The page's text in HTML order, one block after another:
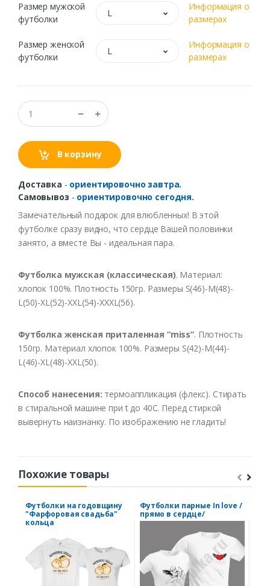
Размер мужской
футболки
L
Информация о
размерах
Размер женской
футболки
L
Информация о
размерах
В корзину
Доставка - ориентировочно завтра.
Самовывоз - ориентировочно сегодня.
Замечательный подарок для влюбленных! В этой
футболке сразу видно, что сердце Вашей половинки
занято, а вместе Вы - идеальная пара.
Футболка мужская (классическая). Материал:
хлопок 100%. Плотность 150гр. Размеры S(46)-M(48)-
L(50)-XL(52)-XXL(54)-XXXL(56).
Футболка женская приталенная “miss”. Плотность
150гр. Материал хлопок 100%. Размеры S(42)-M(44)-
L(46)-XL(48)-XXL(50).
Способ нанесения: термоаппликация (флекс). Стирать
в стиральной машине при t до 40С. Перед стиркой
вывернуть наизнанку. По изображению не гладить!
Похожие товары
Футболки на годовщину
"Фарфоровая свадьба"
кольца
Футболки парные In love /
прямо в сердце/